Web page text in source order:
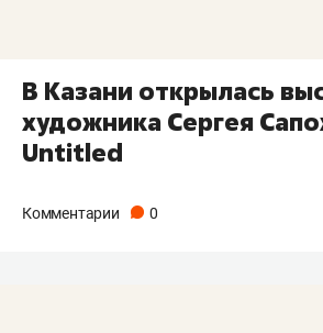
В Казани открылась
художника Сергея
Untitled
Комментарии 0